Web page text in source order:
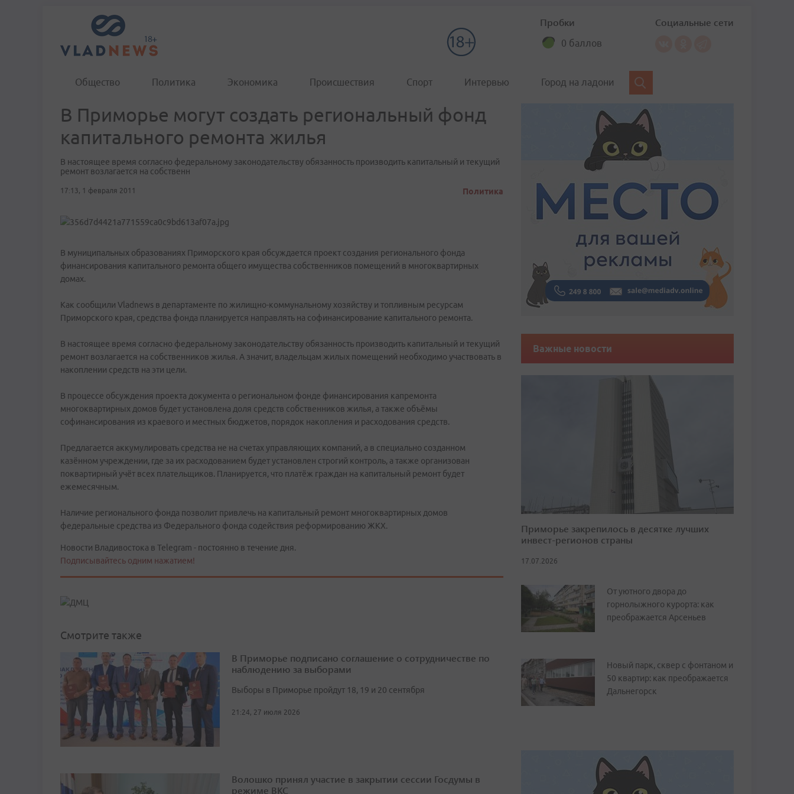
Пробки
0 баллов
Социальные сети
Общество Политика Экономика Происшествия Спорт Интервью Город на ладони
В Приморье могут создать региональный фонд
капитального ремонта жилья
В настоящее время согласно федеральному законодательству обязанность производить капитальный и текущий
ремонт возлагается на собственн
17:13, 1 февраля 2011 Политика
В муниципальных образованиях Приморского края обсуждается проект создания регионального фонда
финансирования капитального ремонта общего имущества собственников помещений в многоквартирных
домах.
Как сообщили Vladnews в департаменте по жилищно-коммунальному хозяйству и топливным ресурсам
Приморского края, средства фонда планируется направлять на софинансирование капитального ремонта.
В настоящее время согласно федеральному законодательству обязанность производить капитальный и текущий
ремонт возлагается на собственников жилья. А значит, владельцам жилых помещений необходимо участвовать в
накоплении средств на эти цели.
В процессе обсуждения проекта документа о региональном фонде финансирования капремонта
многоквартирных домов будет установлена доля средств собственников жилья, а также объёмы
софинансирования из краевого и местных бюджетов, порядок накопления и расходования средств.
Предлагается аккумулировать средства не на счетах управляющих компаний, а в специально созданном
казённом учреждении, где за их расходованием будет установлен строгий контроль, а также организован
поквартирный учёт всех плательщиков. Планируется, что платёж граждан на капитальный ремонт будет
ежемесячным.
Наличие регионального фонда позволит привлечь на капитальный ремонт многоквартирных домов
федеральные средства из Федерального фонда содействия реформированию ЖКХ.
Новости Владивостока в Telegram - постоянно в течение дня.
Подписывайтесь одним нажатием!
Смотрите также
В Приморье подписано соглашение о сотрудничестве по
наблюдению за выборами
Выборы в Приморье пройдут 18, 19 и 20 сентября
21:24, 27 июля 2026
Волошко принял участие в закрытии сессии Госдумы в
режиме ВКС
Важные новости
Приморье закрепилось в десятке лучших
инвест-регионов страны
17.07.2026
От уютного двора до
горнолыжного курорта: как
преображается Арсеньев
Новый парк, сквер с фонтаном и
50 квартир: как преображается
Дальнегорск